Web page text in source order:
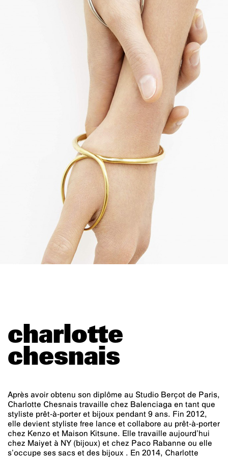
charlotte
chesnais
Après avoir obtenu son diplôme au Studio Berçot de Paris,
Charlotte Chesnais travaille chez Balenciaga en tant que
styliste prêt-à-porter et bijoux pendant 9 ans. Fin 2012,
elle devient styliste free lance et collabore au prêt-à-porter
chez Kenzo et Maison Kitsune. Elle travaille aujourd’hui
chez Maiyet à NY (bijoux) et chez Paco Rabanne ou elle
s’occupe ses sacs et des bijoux . En 2014, Charlotte